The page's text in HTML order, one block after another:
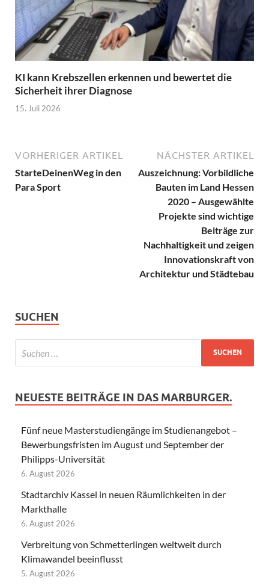
KI kann Krebszellen erkennen und bewertet die
Sicherheit ihrer Diagnose
15. Juli 2026
VORHERIGER ARTIKEL
StarteDeinenWeg in den
Para Sport
NÄCHSTER ARTIKEL
Auszeichnung: Vorbildliche
Bauten im Land Hessen
2020 – Ausgewählte
Projekte sind wichtige
Beiträge zur
Nachhaltigkeit und zeigen
Innovationskraft von
Architektur und Städtebau
SUCHEN
NEUESTE BEITRÄGE IN DAS MARBURGER.
Fünf neue Masterstudiengänge im Studienangebot –
Bewerbungsfristen im August und September der
Philipps-Universität
6. August 2026
Stadtarchiv Kassel in neuen Räumlichkeiten in der
Markthalle
6. August 2026
Verbreitung von Schmetterlingen weltweit durch
Klimawandel beeinflusst
5. August 2026